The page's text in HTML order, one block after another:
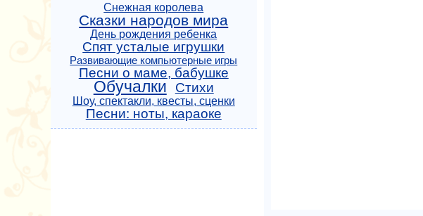
Снежная королева
Сказки народов мира
День рождения ребенка
Спят усталые игрушки
Развивающие компьютерные игры
Песни о маме, бабушке
Обучалки Стихи
Шоу, спектакли, квесты, сценки
Песни: ноты, караоке